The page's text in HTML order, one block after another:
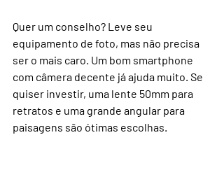
Quer um conselho? Leve seu
equipamento de foto, mas não precisa
ser o mais caro. Um bom smartphone
com câmera decente já ajuda muito. Se
quiser investir, uma lente 50mm para
retratos e uma grande angular para
paisagens são ótimas escolhas.